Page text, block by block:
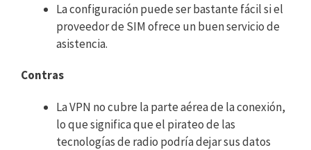
La configuración puede ser bastante fácil si el
proveedor de SIM ofrece un buen servicio de
asistencia.
Contras
La VPN no cubre la parte aérea de la conexión,
lo que significa que el pirateo de las
tecnologías de radio podría dejar sus datos